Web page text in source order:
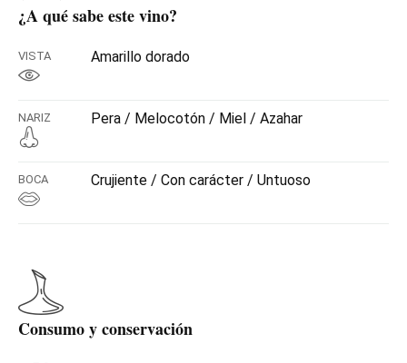
¿A qué sabe este vino?
VISTA Amarillo dorado
NARIZ Pera / Melocotón / Miel / Azahar
BOCA Crujiente / Con carácter / Untuoso
Consumo y conservación